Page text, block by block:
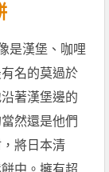
是漢堡、咖哩
名的莫過於
著漢堡邊的
然還是他們
將日本清
中。擁有超